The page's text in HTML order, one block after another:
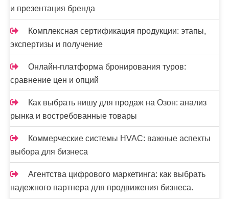
и презентация бренда
Комплексная сертификация продукции: этапы,
экспертизы и получение
Онлайн-платформа бронирования туров:
сравнение цен и опций
Как выбрать нишу для продаж на Озон: анализ
рынка и востребованные товары
Коммерческие системы HVAC: важные аспекты
выбора для бизнеса
Агентства цифрового маркетинга: как выбрать
надежного партнера для продвижения бизнеса.